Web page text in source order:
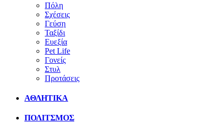
Πόλη
Σχέσεις
Γεύση
Ταξίδι
Ευεξία
Pet Life
Γονείς
Στυλ
Προτάσεις
ΑΘΛΗΤΙΚΑ
ΠΟΛΙΤΣΜΟΣ